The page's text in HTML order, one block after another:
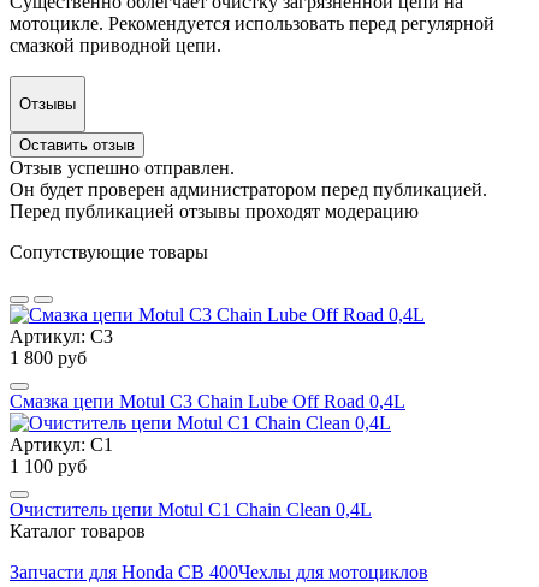
мотоцикле. Рекомендуется использовать перед регулярной
смазкой приводной цепи.
Отзывы
Оставить отзыв
Отзыв успешно отправлен.
Он будет проверен администратором перед публикацией.
Перед публикацией отзывы проходят модерацию
Сопутствующие товары
Артикул: C3
1 800 руб
Смазка цепи Motul C3 Сhain Lube Off Road 0,4L
Артикул: С1
1 100 руб
Очиститель цепи Motul C1 Chain Clean 0,4L
Каталог товаров
Запчасти для Honda CB 400Чехлы для мотоциклов